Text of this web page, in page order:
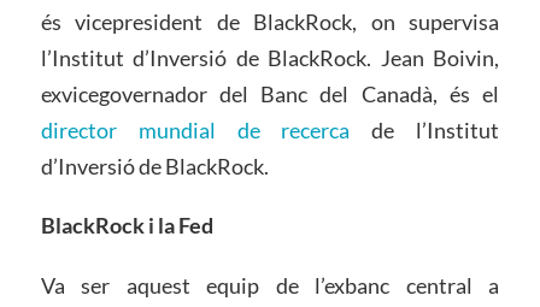
és vicepresident de BlackRock, on supervisa
l’Institut d’Inversió de BlackRock. Jean Boivin,
exvicegovernador del Banc del Canadà, és el
director mundial de recerca de l’Institut
d’Inversió de BlackRock.
BlackRock i la Fed
Va ser aquest equip de l’exbanc central a